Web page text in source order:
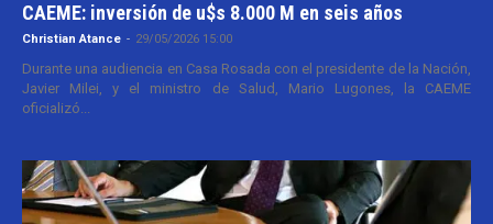
CAEME: inversión de u$s 8.000 M en seis años
Christian Atance - 29/05/2026 15:00
Durante una audiencia en Casa Rosada con el presidente de la Nación,
Javier Milei, y el ministro de Salud, Mario Lugones, la CAEME
oficializó...